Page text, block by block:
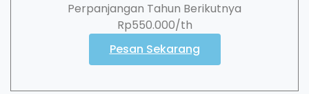
Perpanjangan Tahun Berikutnya
Rp550.000/th
Pesan Sekarang